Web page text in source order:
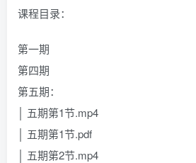
课程目录：
第一期
第四期
第五期：
│ 五期第1节.mp4
│ 五期第1节.pdf
│ 五期第2节.mp4